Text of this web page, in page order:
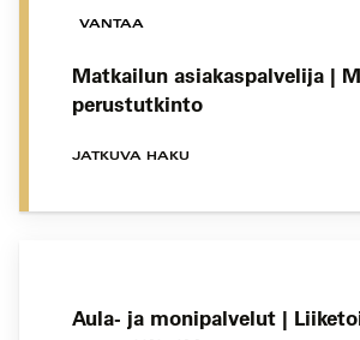
VANTAA
Matkailun asiakaspalvelija |
perustutkinto
JATKUVA HAKU
Aula- ja monipalvelut |